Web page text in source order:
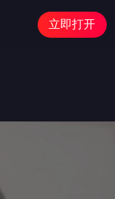
立即打开